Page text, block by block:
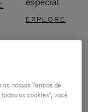
EXPLORE
nossos Termos de
os cookies", você